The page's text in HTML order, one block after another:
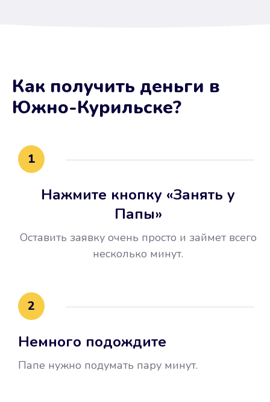
Не потребовались справки, залоги
и поручители. Папа вам доверяет.
воспользовались бесплатной
это открыло новые возможности в
Как получить деньги в
Южно-Курильске?
1
Нажмите кнопку «Занять у
Папы»
Оставить заявку очень просто и займет всего
несколько минут.
2
Немного подождите
Папе нужно подумать пару минут.